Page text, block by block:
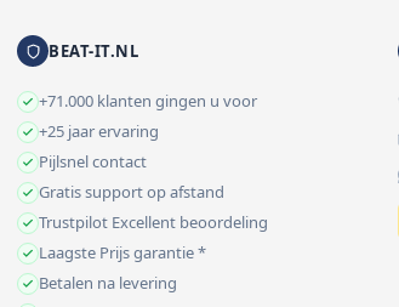
BEAT-IT.NL
+71.000 klanten gingen u voor
+25 jaar ervaring
Pijlsnel contact
Gratis support op afstand
Trustpilot Excellent beoordeling
Laagste Prijs garantie *
Betalen na levering